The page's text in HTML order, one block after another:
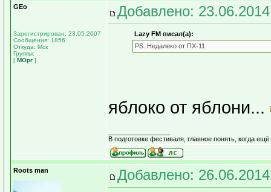
GEo
Зарегистрирован: 23.05.2007
Сообщения: 1856
Откуда: Мск
Группы:
[ МОрг ]
Добавлено:
Lazy FM писал(а):
PS. Недалеко от ПХ-11.
яблоко от яблони...
В подготовке фестиваля, главное понять, когда
Roots man Добавлено: